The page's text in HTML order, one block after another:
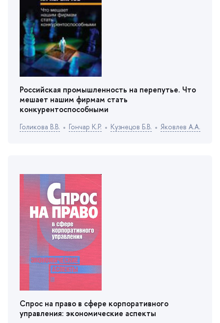
Российская промышленность на перепутье. Что
мешает нашим фирмам стать
конкурентоспособными
Голикова В.В. Гончар К.Р. Кузнецов Б.В. Яковлев А.А.
Спрос на право в сфере корпоративного
управления: экономические аспекты